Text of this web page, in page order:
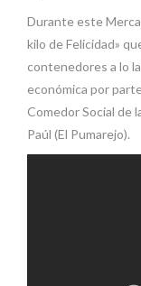
Durante este
kilo de Felicidad»
contenedores a lo
económica por
Comedor Social de
Paúl (El Pumarejo).